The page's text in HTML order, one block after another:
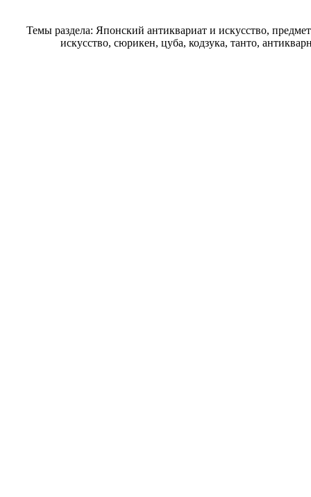
Темы раздела: Японский антиквариат и искусство,
искусство, сюрикен, цуба, кодзука, танто,